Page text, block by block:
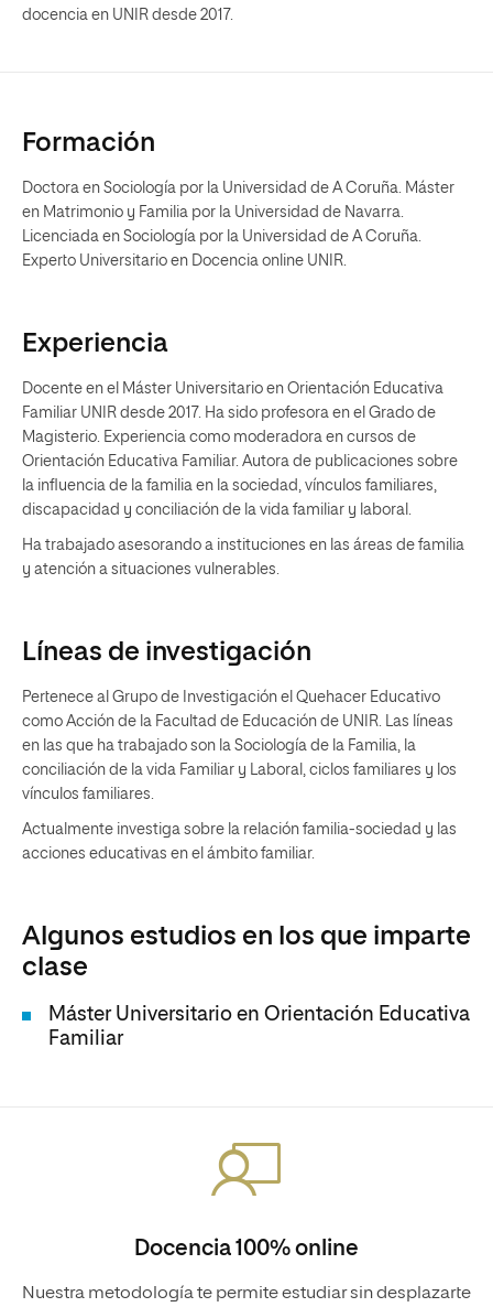
docencia en UNIR desde 2017.
Formación
Doctora en Sociología por la Universidad de A Coruña. Máster
en Matrimonio y Familia por la Universidad de Navarra.
Licenciada en Sociología por la Universidad de A Coruña.
Experto Universitario en Docencia online UNIR.
Experiencia
Docente en el Máster Universitario en Orientación Educativa
Familiar UNIR desde 2017. Ha sido profesora en el Grado de
Magisterio. Experiencia como moderadora en cursos de
Orientación Educativa Familiar. Autora de publicaciones sobre
la influencia de la familia en la sociedad, vínculos familiares,
discapacidad y conciliación de la vida familiar y laboral.
Ha trabajado asesorando a instituciones en las áreas de familia
y atención a situaciones vulnerables.
Líneas de investigación
Pertenece al Grupo de Investigación el Quehacer Educativo
como Acción de la Facultad de Educación de UNIR. Las líneas
en las que ha trabajado son la Sociología de la Familia, la
conciliación de la vida Familiar y Laboral, ciclos familiares y los
vínculos familiares.
Actualmente investiga sobre la relación familia-sociedad y las
acciones educativas en el ámbito familiar.
Algunos estudios en los que imparte
clase
Máster Universitario en Orientación Educativa
Familiar
Docencia 100% online
Nuestra metodología te permite estudiar sin desplazarte